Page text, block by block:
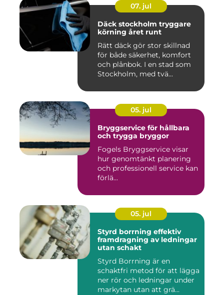
07. jul
Däck stockholm tryggare
körning året runt
Rätt däck gör stor skillnad
för både säkerhet, komfort
och plånbok. I en stad som
Stockholm, med tvä...
05. jul
Bryggservice för hållbara
och trygga bryggor
Fogels Bryggservice visar
hur genomtänkt planering
och professionell service kan
förlä...
05. jul
Styrd borrning effektiv
framdragning av ledningar
utan schakt
Styrd Borrning är en
schaktfri metod för att lägga
ner rör och ledningar under
markytan utan att grä...